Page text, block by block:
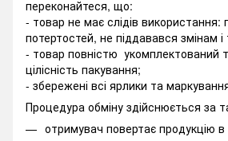
переконайтеся, що:
- товар не має слідів використання:
потертостей, не піддавався змінам і
- товар повністю укомплектований
цілісність пакування;
- збережені всі ярлики та
Процедура обміну здійснюється за
отримувач повертає продукцію